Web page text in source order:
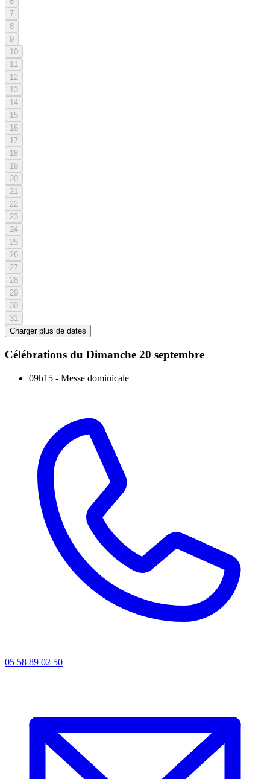
7
8
9
10
11
12
13
14
15
16
17
18
19
20
21
22
23
24
25
26
27
28
29
30
31
Charger plus de dates
Célébrations du Dimanche 20 septembre
09h15 - Messe dominicale
05 58 89 02 50